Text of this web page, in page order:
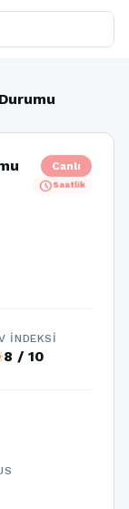
Canlı
scheduleSaatlik
İNDEKSI
8 / 10